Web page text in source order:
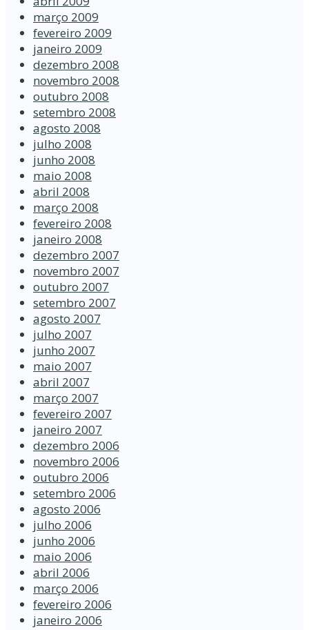
março 2009
fevereiro 2009
janeiro 2009
dezembro 2008
novembro 2008
outubro 2008
setembro 2008
agosto 2008
julho 2008
junho 2008
maio 2008
abril 2008
março 2008
fevereiro 2008
janeiro 2008
dezembro 2007
novembro 2007
outubro 2007
setembro 2007
agosto 2007
julho 2007
junho 2007
maio 2007
abril 2007
março 2007
fevereiro 2007
janeiro 2007
dezembro 2006
novembro 2006
outubro 2006
setembro 2006
agosto 2006
julho 2006
junho 2006
maio 2006
abril 2006
março 2006
fevereiro 2006
janeiro 2006